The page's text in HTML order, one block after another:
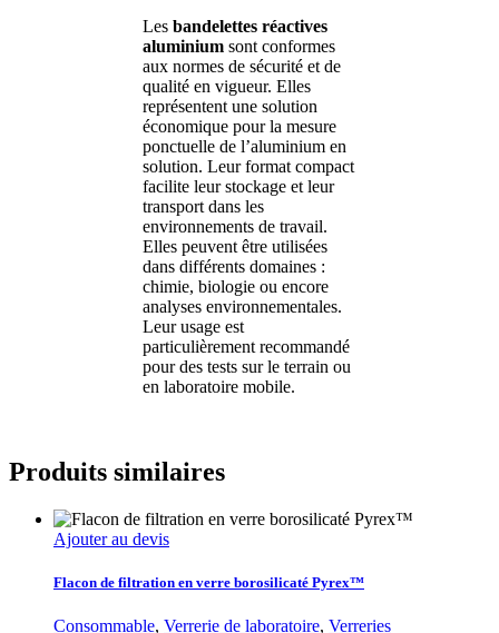
Les bandelettes réactives
aluminium sont conformes
aux normes de sécurité et de
qualité en vigueur. Elles
représentent une solution
économique pour la mesure
ponctuelle de l’aluminium en
solution. Leur format compact
facilite leur stockage et leur
transport dans les
environnements de travail.
Elles peuvent être utilisées
dans différents domaines :
chimie, biologie ou encore
analyses environnementales.
Leur usage est
particulièrement recommandé
pour des tests sur le terrain ou
en laboratoire mobile.
Produits similaires
Ajouter au devis
Flacon de filtration en verre borosilicaté Pyrex™
Consommable, Verrerie de laboratoire, Verreries